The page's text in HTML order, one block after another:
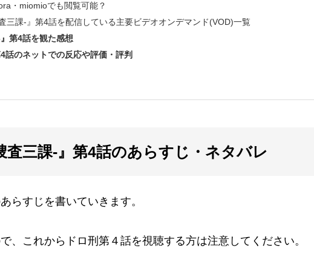
・miomioでも閲覧可能？
三課-』第4話を配信している主要ビデオオンデマンド(VOD)一覧
第4話を観た感想
話のネットでの反応や評価・評判
査三課-』第4話のあらすじ・ネタバレ
らすじを書いていきます。
、これからドロ刑第４話を視聴する方は注意してください。